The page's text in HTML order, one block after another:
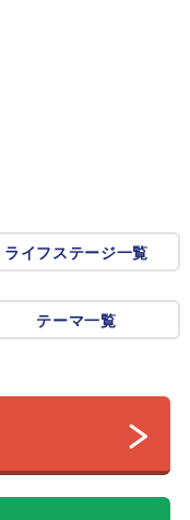
ライフステージ一覧
テーマ一覧